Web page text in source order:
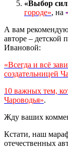
«Выбор
городе», на
А вам
авторе – детской
Ивановой:
«Всегда и всё
создательницей
10 важных тем,
Чароводья».
Жду ваших
Кстати, наш
отечественных